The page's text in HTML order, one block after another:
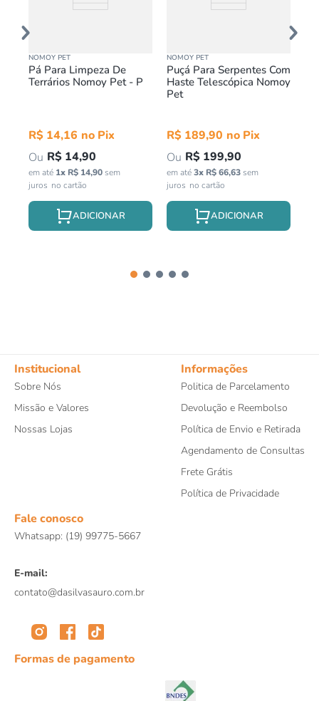
NOMOY PET
Pá Para Limpeza De
Terrários Nomoy Pet - P
R$ 14,16
R$ 14,90
em até 1x R$ 14,90sem
juros
NOMOY PET
Puçá Para Serpentes Com
Haste Telescópica Nomoy
Pet
R$ 189,90
R$ 199,90
em até3x R$66,63sem
juros
Institucional
Sobre Nós
Missão e Valores
Nossas Lojas
Informações
Politica de Parcelamento
Devolução e Reembolso
Política de Envio e Retirada
Agendamento de Consultas
Frete Grátis
Política de Privacidade
Fale conosco
Whatsapp: (19) 99775-5667
E-mail:
contato@dasilvasauro.com.br
Formas de pagamento